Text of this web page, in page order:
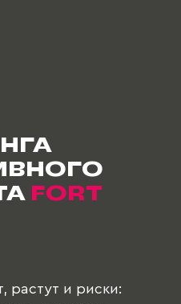
FORT
растут и риски: